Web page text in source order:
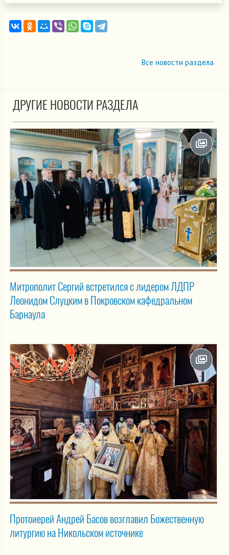
Все новости раздела
ДРУГИЕ НОВОСТИ РАЗДЕЛА
Митрополит Сергий встретился с лидером ЛДПР
Леонидом Слуцким в Покровском кафедральном
Барнаула
Протоиерей Андрей Басов возглавил Божественную
литургию на Никольском источнике